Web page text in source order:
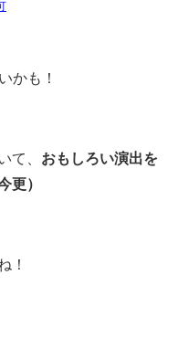
かも！
て、 おもしろい演出を
更）
！